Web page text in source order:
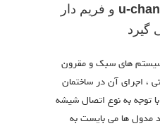
u- و فریم دار
گیرد
سیستم های سبک و مقرون
، اجرای آن در ساختمان
با توجه به نوع اتصال شیشه
مدول ها می بایست به